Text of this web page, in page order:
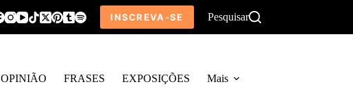
INSCREVA-SE Pesquisar
OPINIÃO FRASES EXPOSIÇÕES Mais